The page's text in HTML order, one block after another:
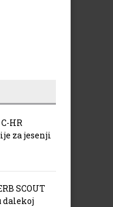
HR
za jesenji
SCOUT
dalekoj